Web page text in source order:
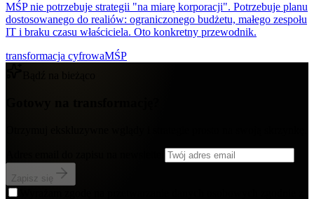
MŚP nie potrzebuje strategii "na miarę korporacji". Potrzebuje planu
dostosowanego do realiów: ograniczonego budżetu, małego zespołu
IT i braku czasu właściciela. Oto konkretny przewodnik.
transformacja cyfrowaMŚP
Zapisz się